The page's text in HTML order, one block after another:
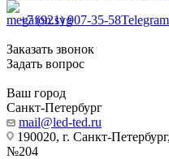
+7 (921) 907-35-58Telegram
Заказать звонок
Задать вопрос
Ваш город
Санкт-Петербург
mail@led-ted.ru
190020, г. Санкт-
№204